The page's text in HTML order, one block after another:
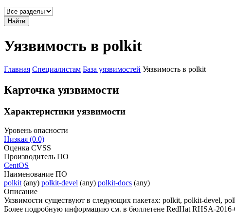
Найти
Уязвимость в polkit
Главная Специалистам База уязвимостей Уязвимость в polkit
Карточка уязвимости
Характеристики уязвимости
Уровень опасности
Низкая (0.0)
Оценка CVSS
Производитель ПО
CentOS
Наименование ПО
polkit (any) polkit-devel (any) polkit-docs (any)
Описание
Уязвимости существуют в следующих пакетах: polkit, polkit-devel,
Более подробную информацию см. в бюллетене RedHat RHSA-2016-